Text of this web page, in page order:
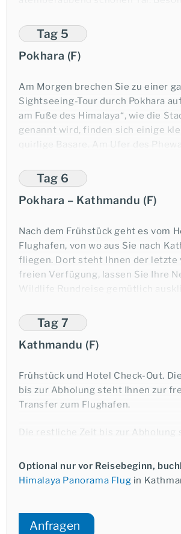
Mittag- und Abendessen sowie
Chitwan.
erhebende Himalaya-Gebirge, das
malerischen Phewa See spiegelt.
darüber hinaus der Ausgangspunkt
Schwierigkeitsgrades, von der
Tagestour bis hin zum Annapurna-
Trek.
150 km ca. 4-5 Stunden
Übernachtung in Pokhara.
Tag 5
Pokhara (F)
Am Morgen brechen Sie zu einer
Sightseeing-Tour durch Pokhara
am Fuße des Himalaya“, wie die
genannt wird, finden sich einige
quirlige Basare. Am Ufer des
Atmosphäre genießen.
Übernachtung in Pokhara
Tag 6
Pokhara – Kathmandu (F)
Nach dem Frühstück geht es vom
Flughafen, von wo aus Sie nach
fliegen. Dort steht Ihnen der letzte
freien Verfügung, lassen Sie Ihre
Wildlife Rundreise gemütlich
Übernachtung in Kathmandu.
Tag 7
Kathmandu (F)
Frühstück und Hotel Check-Out.
bis zur Abholung steht Ihnen zur
Transfer zum Flughafen.
Die restliche Zeit bis zur Abholung
Beginn eines Anschlussprogramms.
Optional nur vor Reisebeginn,
Himalaya Panorama Flug in
Anfragen
Ihre Reiseexpertin: Tina Giebels
Telefonischer